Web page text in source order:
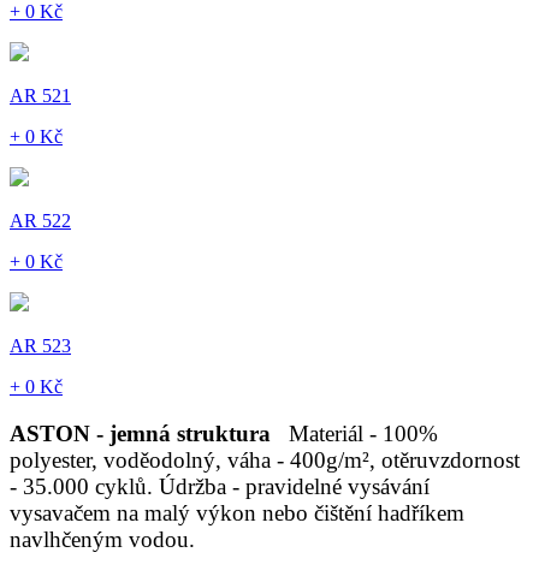
+ 0 Kč
AR 521
+ 0 Kč
AR 522
+ 0 Kč
AR 523
+ 0 Kč
ASTON - jemná struktura
Materiál - 100%
polyester, voděodolný, váha - 400g/m², otěruvzdornost
- 35.000 cyklů. Údržba - pravidelné vysávání
vysavačem na malý výkon nebo čištění hadříkem
navlhčeným vodou.